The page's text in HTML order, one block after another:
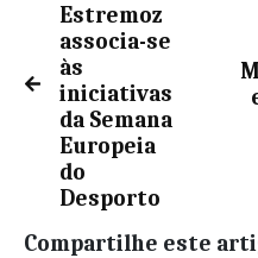
Estremoz
associa-se
às
iniciativas
da Semana
Europeia
do
Desporto
Compartilhe este